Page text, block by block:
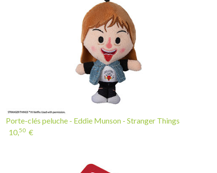
Porte-clés peluche - Eddie Munson - Stranger Things
10,50 €